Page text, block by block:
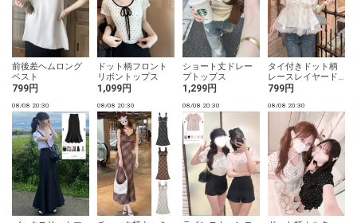
前後差ヘムロング
ベスト
799円
ドット柄フロント
リボントップス
1,099円
ショート丈ドレー
プトップス
1,299円
タイ付きドット柄
レースレイヤード
ギャザーブラウス
799円
08/08 20:30 08/08 20:30 08/08 20:30 08/08 20:30